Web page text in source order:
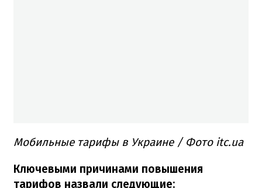
Мобильные тарифы в Украине / Фото itc.ua
Ключевыми причинами повышения
тарифов назвали следующие: